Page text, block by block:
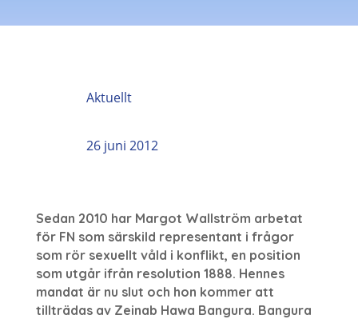
Aktuellt
26 juni 2012
Sedan 2010 har Margot Wallström arbetat
för FN som särskild representant i frågor
som rör sexuellt våld i konflikt, en position
som utgår ifrån resolution 1888. Hennes
mandat är nu slut och hon kommer att
tillträdas av Zeinab Hawa Bangura. Bangura